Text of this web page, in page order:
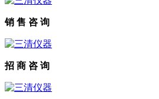
销 售 咨 询
招 商 咨 询